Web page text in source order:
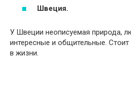
Швеция.
У Швеции неописуемая природа,
интересные и общительные. Стоит
в жизни.